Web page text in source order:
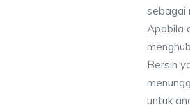
sebagai
Apabila
Bersih
untuk